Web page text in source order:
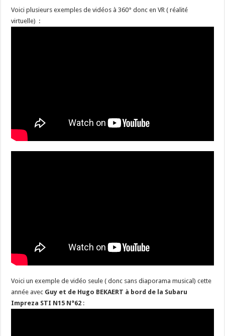
Voici plusieurs exemples de vidéos à 360° donc en VR ( réalité
virtuelle) :
Voici un exemple de vidéo seule ( donc sans diaporama musical) cette
année avec Guy et de Hugo BEKAERT à bord de la Subaru
Impreza STI N15 N°62 :